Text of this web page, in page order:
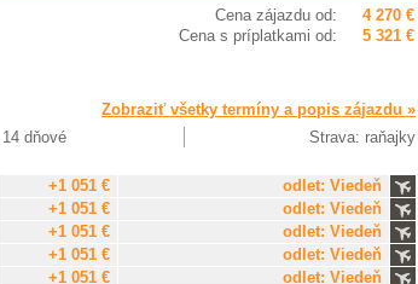
Cena zájazdu od:
4 270 €
Cena s príplatkami od:
5 321 €
Zobraziť všetky termíny a popis zájazdu »
dňové
Strava: raňajky
+1 051 €
odlet: Viedeň
+1 051 €
odlet: Viedeň
+1 051 €
odlet: Viedeň
+1 051 €
odlet: Viedeň
+1 051 €
odlet: Viedeň